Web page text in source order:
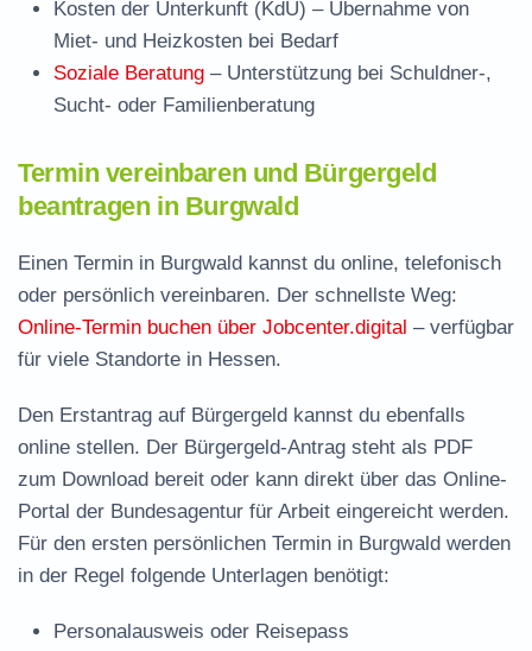
Kosten der Unterkunft (KdU) – Übernahme von
Miet- und Heizkosten bei Bedarf
Soziale Beratung – Unterstützung bei Schuldner-,
Sucht- oder Familienberatung
Termin vereinbaren und Bürgergeld
beantragen in Burgwald
Einen Termin in Burgwald kannst du online, telefonisch
oder persönlich vereinbaren. Der schnellste Weg:
Online-Termin buchen über Jobcenter.digital – verfügbar
für viele Standorte in Hessen.
Den Erstantrag auf Bürgergeld kannst du ebenfalls
online stellen. Der Bürgergeld-Antrag steht als PDF
zum Download bereit oder kann direkt über das Online-
Portal der Bundesagentur für Arbeit eingereicht werden.
Für den ersten persönlichen Termin in Burgwald werden
in der Regel folgende Unterlagen benötigt:
Personalausweis oder Reisepass